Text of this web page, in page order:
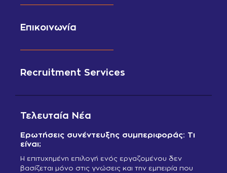
Επικοινωνία
Recruitment Services
Τελευταία Νέα
Ερωτήσεις συνέντευξης συμπεριφοράς: Τι
είναι;
Η επιτυχημένη επιλογή ενός εργαζομένου δεν
βασίζεται μόνο στις γνώσεις και την εμπειρία που